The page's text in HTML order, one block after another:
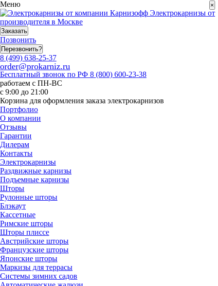
Меню
Электрокарнизы от
производителя в Москве
Заказать
Позвонить
Перезвонить?
8 (499) 638-25-37
order@prokarniz.ru
Бесплатный звонок по РФ 8 (800) 600-23-38
работаем с ПН-ВС
с 9:00 до 21:00
Корзина для оформления заказа электрокарнизов
Портфолио
О компании
Отзывы
Гарантии
Дилерам
Контакты
Электрокарнизы
Раздвижные карнизы
Подъемные карнизы
Шторы
Рулонные шторы
Блэкаут
Кассетные
Римские шторы
Шторы плиссе
Австрийские шторы
Французские шторы
Японские шторы
Маркизы для террасы
Системы зимних садов
×